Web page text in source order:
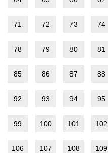
71 72 73 74
78 79 80 81
85 86 87 88
92 93 94 95
99 100 101 102
106 107 108 109